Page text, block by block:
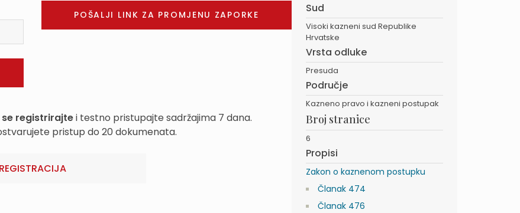
registrirajtei testno pristupajte sadržajima 7 dana.
pristup do 20 dokumenata.
REGISTRACIJA
Sud
Visoki kazneni sud Republike
Hrvatske
Vrsta odluke
Presuda
Područje
Kazneno pravo i kazneni postupak
Broj stranice
6
Propisi
Zakon o kaznenom postupku
Članak 474
Članak 476